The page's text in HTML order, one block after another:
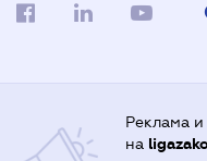
Реклама и
на